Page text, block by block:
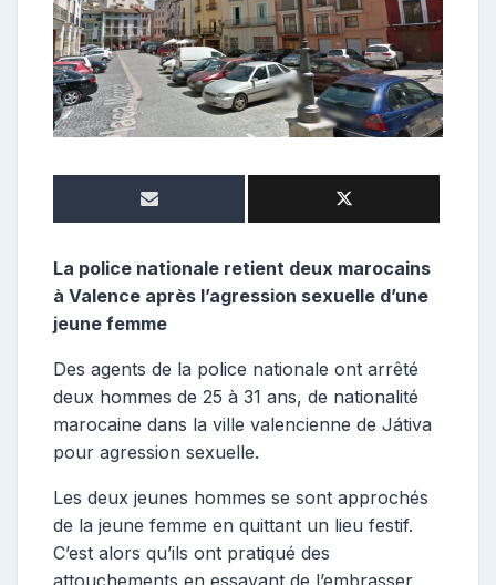
b
u
t
r
i
La police nationale retient deux marocains
à Valence après l’agression sexuelle d’une
jeune femme
Des agents de la police nationale ont arrêté
deux hommes de 25 à 31 ans, de nationalité
marocaine dans la ville valencienne de Játiva
pour agression sexuelle.
Les deux jeunes hommes se sont approchés
de la jeune femme en quittant un lieu festif.
C’est alors qu’ils ont pratiqué des